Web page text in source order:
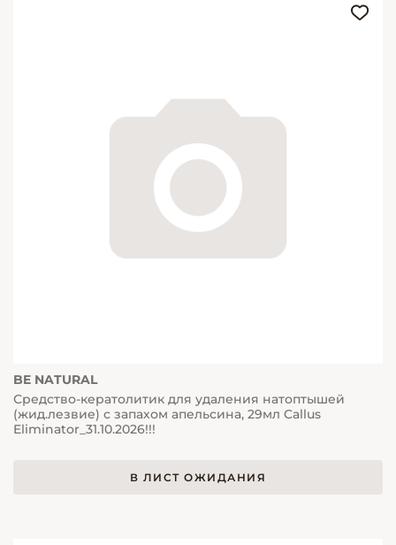
BE NATURAL
Средство-кератолитик для удаления натоптышей
(жид.лезвие) с запахом апельсина, 29мл Callus
Eliminator_31.10.2026!!!
В ЛИСТ ОЖИДАНИЯ